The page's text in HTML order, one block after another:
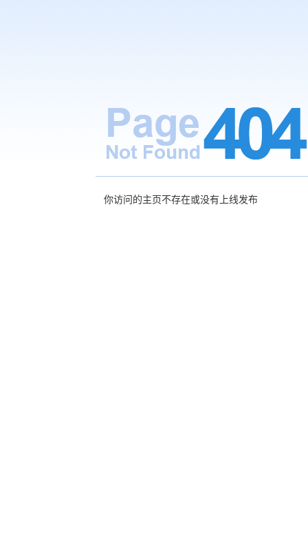
你访问的主页不存在或没有上线发布